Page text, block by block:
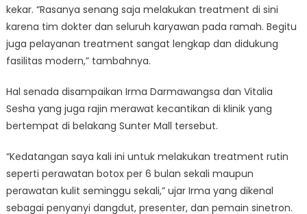
kekar. “Rasanya senang saja melakukan treatment di sini
karena tim dokter dan seluruh karyawan pada ramah. Begitu
juga pelayanan treatment sangat lengkap dan didukung
fasilitas modern,” tambahnya.
Hal senada disampaikan Irma Darmawangsa dan Vitalia
Sesha yang juga rajin merawat kecantikan di klinik yang
bertempat di belakang Sunter Mall tersebut.
“Kedatangan saya kali ini untuk melakukan treatment rutin
seperti perawatan botox per 6 bulan sekali maupun
perawatan kulit seminggu sekali,” ujar Irma yang dikenal
sebagai penyanyi dangdut, presenter, dan pemain sinetron.